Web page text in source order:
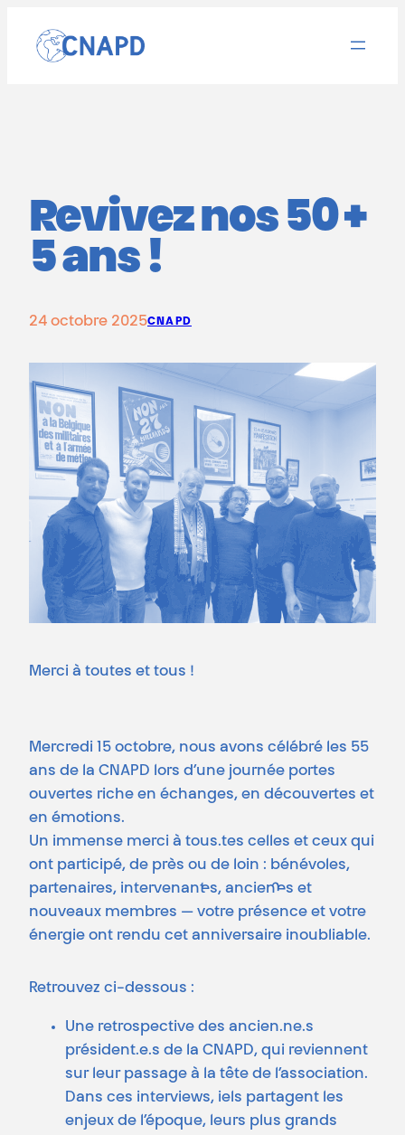
contenu
Revivez nos 50 +
5 ans !
24 octobre 2025CNAPD
Merci à toutes et tous !
Mercredi 15 octobre, nous avons célébré les 55
ans de la CNAPD lors d’une journée portes
ouvertes riche en échanges, en découvertes et
en émotions.
Un immense merci à tous.tes celles et ceux qui
ont participé, de près ou de loin : bénévoles,
partenaires, intervenant·es, ancien·nes et
nouveaux membres — votre présence et votre
énergie ont rendu cet anniversaire inoubliable.
Retrouvez ci-dessous :
Une retrospective des ancien.ne.s
président.e.s de la CNAPD, qui reviennent
sur leur passage à la tête de l’association.
Dans ces interviews, iels partagent les
enjeux de l’époque, leurs plus grands